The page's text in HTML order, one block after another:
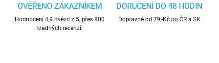
OVĚŘENO ZÁKAZNÍKEM
Hodnocení 4,9 hvězd z 5, přes 800
kladných recenzí.
DORUČENÍ DO 48 HODIN
Dopravné od 79,-Kč po ČR a SK